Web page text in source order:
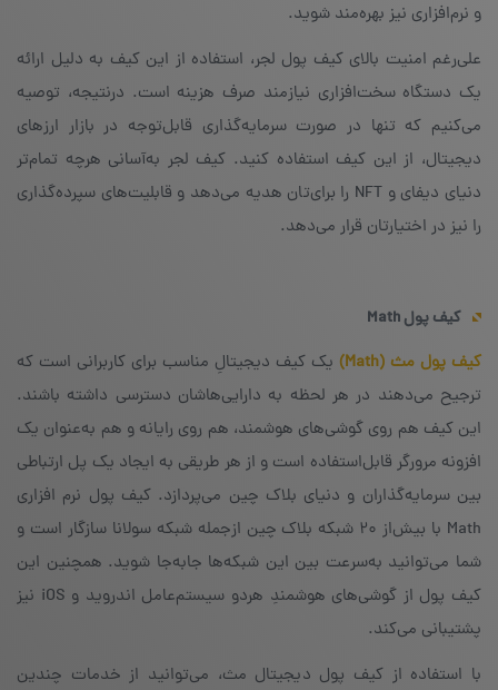
و نرم‌افزاری نیز بهره‌مند شوید.
علی‌رغم امنیت بالای کیف پول لجر، استفاده از این کیف به دلیل ارائه‌
یک دستگاه سخت‌افزاری نیازمند صرف هزینه است. درنتیجه، توصیه
می‌کنیم که تنها در صورت سرمایه‌گذاری قابل‌توجه در بازار ارزهای
دیجیتال، از این کیف استفاده کنید. کیف لجر به‌آسانی هرچه تمام‌تر
دنیای دیفای و NFT را برای‌تان هدیه می‌دهد و قابلیت‌های سپرده‌گذاری
را نیز در اختیارتان قرار می‌دهد.
کیف پولMath
کیف پول مث (Math)
یک کیف دیجیتالِ مناسب برای کاربرانی است که
ترجیح می‌دهند در هر لحظه به دارایی‌هاشان دسترسی داشته باشند.
این کیف هم روی گوشی‌های هوشمند، هم روی رایانه و هم به‌عنوان یک
افزونه‌ مرورگر قابل‌استفاده است و از هر طریقی به ایجاد یک پل ارتباطی
بین سرمایه‌گذاران و دنیای بلاک چین می‌پردازد. کیف پول نرم افزاری
Math با بیش‌از ۲۰ شبکه‌ بلاک چین ازجمله شبکه‌ سولانا سازگار است و
شما می‌توانید به‌سرعت بین این شبکه‌ها جابه‌جا شوید. همچنین این
کیف پول از گوشی‌های هوشمندِ هردو سیستم‌عامل اندروید و iOS نیز
پشتیبانی می‌کند.
با استفاده از کیف پول دیجیتال مث، می‌توانید از خدمات چندین